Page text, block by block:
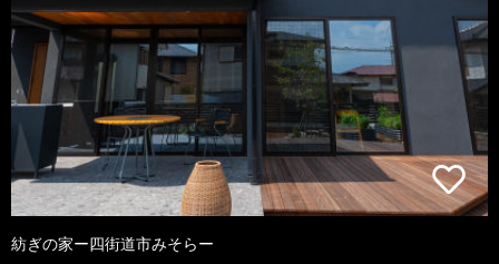
紡ぎの家ー四街道市みそらー